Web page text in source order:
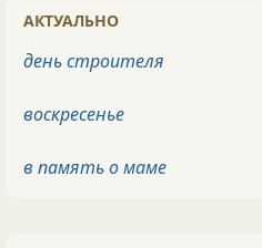
АКТУАЛЬНО
день строителя
воскресенье
в память о маме